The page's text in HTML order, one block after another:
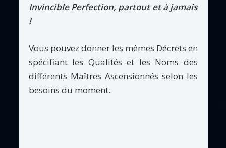
Invincible Perfection, partout et à jamais
!
Vous pouvez donner les mêmes Décrets en
spécifiant les Qualités et les Noms des
différents Maîtres Ascensionnés selon les
besoins du moment.